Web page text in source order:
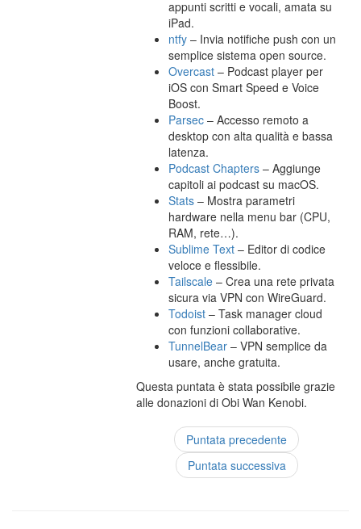
appunti scritti e vocali, amata su
iPad.
ntfy – Invia notifiche push con un
semplice sistema open source.
Overcast – Podcast player per
iOS con Smart Speed e Voice
Boost.
Parsec – Accesso remoto a
desktop con alta qualità e bassa
latenza.
Podcast Chapters – Aggiunge
capitoli ai podcast su macOS.
Stats – Mostra parametri
hardware nella menu bar (CPU,
RAM, rete…).
Sublime Text – Editor di codice
veloce e flessibile.
Tailscale – Crea una rete privata
sicura via VPN con WireGuard.
Todoist – Task manager cloud
con funzioni collaborative.
TunnelBear – VPN semplice da
usare, anche gratuita.
Questa puntata è stata possibile grazie
alle donazioni di Obi Wan Kenobi.
Puntata precedente
Puntata successiva